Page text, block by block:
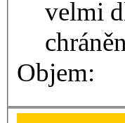
velmi
Objem: